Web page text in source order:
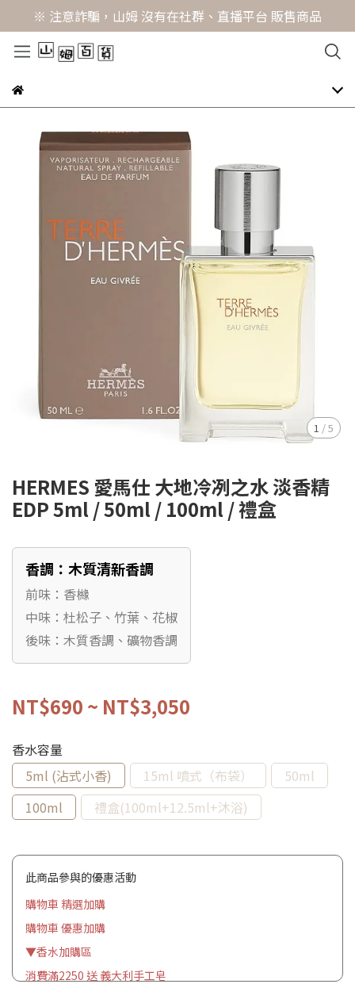
※ 注意詐騙，山姆 沒有在社群、直播平台 販售商品
1 /5
HERMES 愛馬仕 大地冷冽之水 淡香精
EDP 5ml / 50ml / 100ml / 禮盒
香調：木質清新香調
前味：香櫞
中味：杜松子、竹葉、花椒
後味：木質香調、礦物香調
NT$690 ~ NT$3,050
香水容量
5ml (沾式小香)
15ml 噴式（布袋）
50ml
100ml
禮盒(100ml+12.5ml+沐浴)
此商品參與的優惠活動
購物車 精選加購
購物車 優惠加購
▼香水加購區
消費滿2250 送 義大利手工皂